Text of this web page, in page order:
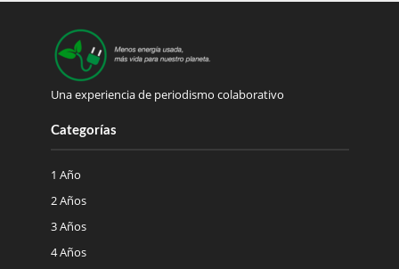
Una experiencia de periodismo colaborativo
Categorías
1 Año
2 Años
3 Años
4 Años